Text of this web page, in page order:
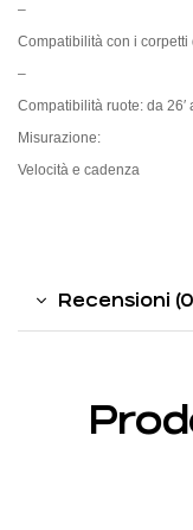
–
Compatibilità con i
–
Compatibilità ruote: da 26′
Misurazione:
Velocità e cadenza
Recensioni